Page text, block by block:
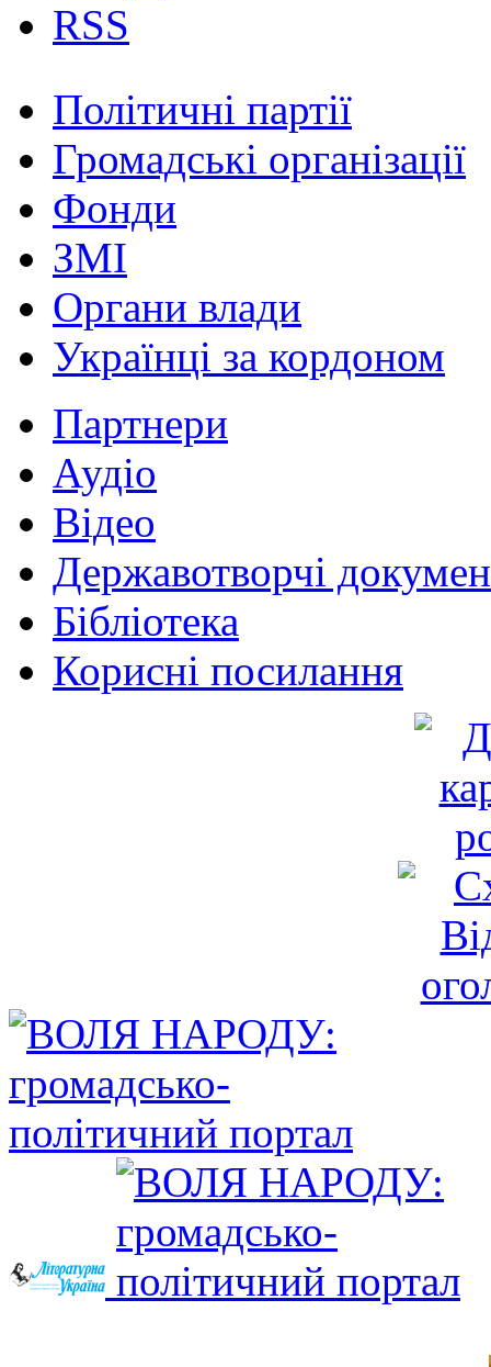
RSS
Політичні партії
Громадські організації
Фонди
ЗМІ
Органи влади
Українці за кордоном
Партнери
Аудіо
Відео
Державотворчі
Бібліотека
Корисні посилання